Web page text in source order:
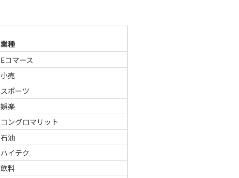
業種
Eコマース
小売
スポーツ
娯楽
コングロマリット
石油
ハイテク
飲料